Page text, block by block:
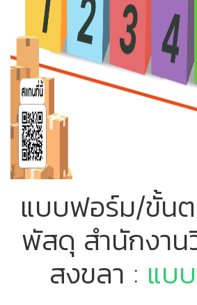
แบบฟอร์ม/ขั้น
พัสดุ สำนักงาน
สงขลา : แบ